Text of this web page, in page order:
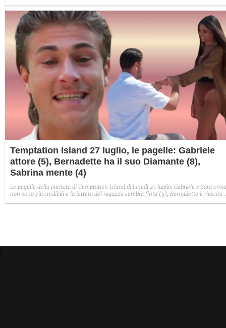
Sabrina rifiuta il falò con Giovanni e si avvicina a Lory.
Temptation Island 27 luglio, le pagelle: Gabriele
attore (5), Bernadette ha il suo Diamante (8),
Sabrina mente (4)
Le pagelle della puntata di Temptation Island di lunedì 27 luglio: Gabriele e Sara
non sono più credibili e la lettera del ragazzo sembra finta (5), Bernadette è riuscita